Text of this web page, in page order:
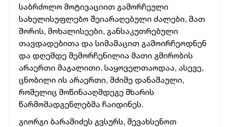
საბრძოლო მოტივაციით გამორჩეული
სახელისუფლებო შეიარაღებული ძალები, მათ
შორის, მოხალისეები, განსაკუთრებული
თავდადებითა და სიმამაცით გამოირჩეოდნენ
და დღემდე შემორჩენილია მათი გმირობის
არაერთი მაგალითი. საყოველთაოდაა, ასევე,
ცნობილი ის არაერთი, მძიმე დანაშაული,
რომელიც მოწინააღმდეგე მხარის
წარმომადგენლებმა ჩაიდინეს.
გიორგი ბარამიძეს გვსურს, შევახსენოთ